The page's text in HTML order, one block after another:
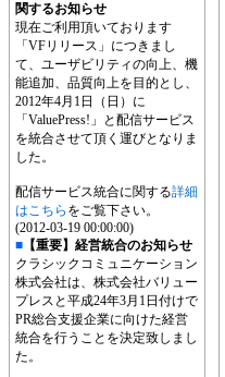
関するお知らせ
現在ご利用頂いております
「VFリリース」につきまし
て、ユーザビリティの向上、機
能追加、品質向上を目的とし、
2012年4月1日（日）に
「ValuePress!」と配信サービス
を統合させて頂く運びとなりま
した。
配信サービス統合に関する詳細
はこちら をご覧下さい。
(2012-03-19 00:00:00)
■ 【重要】経営統合のお知らせ
クラシックコミュニケーション
株式会社は、株式会社バリュー
プレスと平成24年3月1日付けで
PR総合支援企業に向けた経営
統合を行うことを決定致しまし
た。